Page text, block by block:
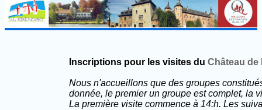
Inscriptions pour les visites du Château de
Nous n'accueillons que des groupes
donnée, le premier un groupe est complet, la
La première visite commence à 14:h. Les